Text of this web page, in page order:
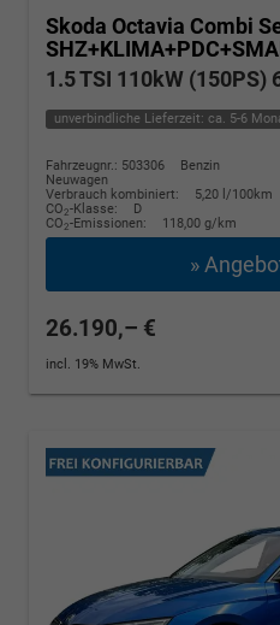
Skoda Octavia Combi
1.5 TSI 110kW (150PS)
unverbindliche Lieferzeit: ca. 5-6
Fahrzeugnr.: 503306
Benzin
Neuwagen
Verbrauch kombiniert:
5,20 l/100km
CO2-Klasse:
D
CO2-Emissionen: 118,00 g/km
»
26.190,– €
incl. 19% MwSt.